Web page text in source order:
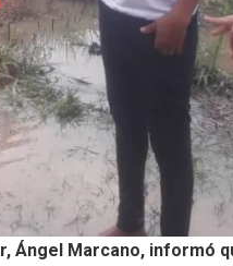
Ángel Marcano, informó